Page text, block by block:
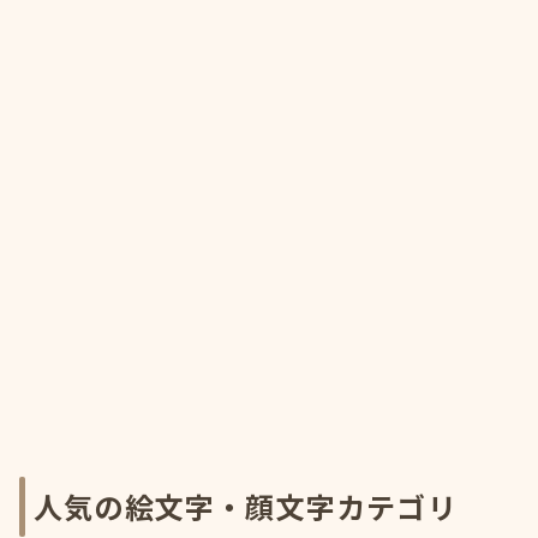
人気の絵文字・顔文字カテゴリ